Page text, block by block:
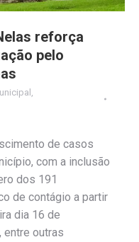
reforça
pelo
,
de casos
com a inclusão
dos 191
de contágio a partir
dia 16 de
entre outras